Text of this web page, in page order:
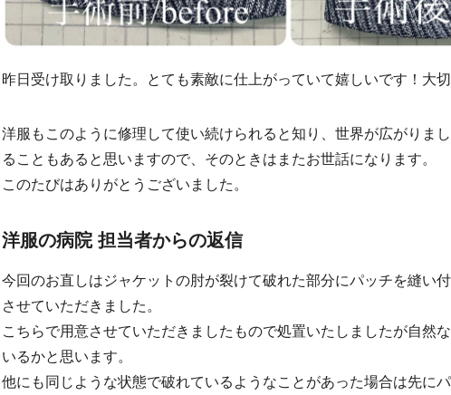
昨日受け取りました。とても素敵に仕上がっていて嬉しいです！大切
洋服もこのように修理して使い続けられると知り、世界が広がりま
ることもあると思いますので、そのときはまたお世話になります。
このたびはありがとうございました。
洋服の病院 担当者からの返信
今回のお直しはジャケットの肘が裂けて破れた部分にパッチを縫い
させていただきました。
こちらで用意させていただきましたもので処置いたしましたが自然
いるかと思います。
他にも同じような状態で破れているようなことがあった場合は先に